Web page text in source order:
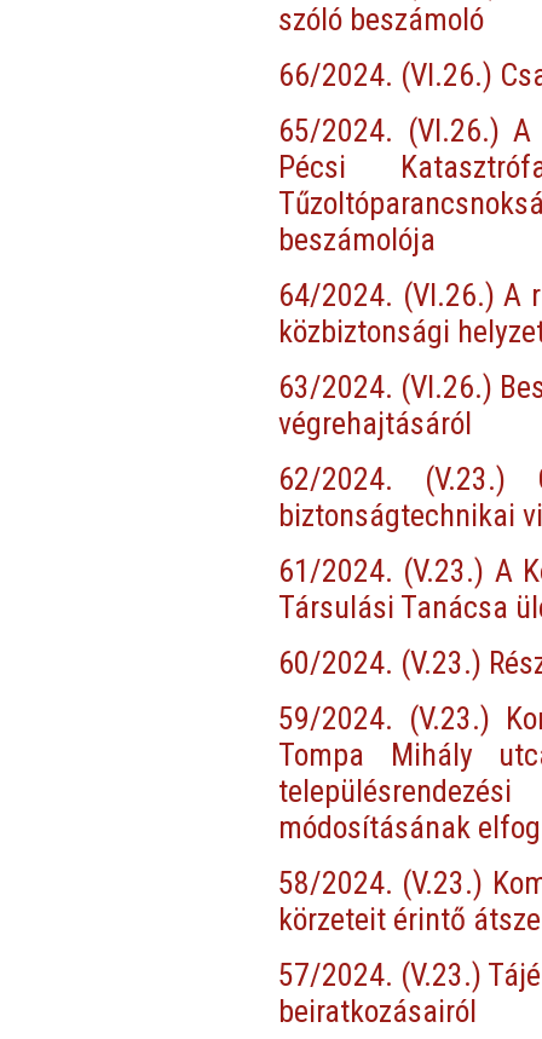
szóló beszámoló
66/2024. (VI.26.)
65/2024. (VI.26.) A
Pécsi
beszámolója
64/2024. (VI.26.) A
közbiztonsági
63/2024. (VI.26.)
végrehajtásáról
62/2024. (V.23.)
biztonságtechnikai
61/2024. (V.23.) A
Társulási Tanácsa
60/2024. (V.23.)
59/2024. (V.23.)
Tompa Mihály
módosításának
58/2024. (V.23.)
körzeteit érintő
57/2024. (V.23.)
beiratkozásairól